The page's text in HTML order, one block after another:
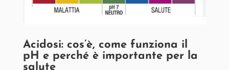
Acidosi: cos’è, come funziona il
pH e perché è importante per la
salute